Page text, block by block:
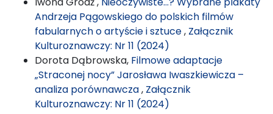
Andrzeja Pągowskiego do polskich filmów
fabularnych o artyście i sztuce, Załącznik
Kulturoznawczy: Nr 11 (2024)
Dorota Dąbrowska, Filmowe adaptacje
„Straconej nocy” Jarosława Iwaszkiewicza –
analiza porównawcza, Załącznik
Kulturoznawczy: Nr 11 (2024)